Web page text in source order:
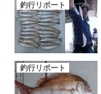
釣行リポート
釣行リポート